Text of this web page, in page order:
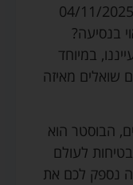
בנסיעה?
במיוחד
שואלים מאיזה
הבוסטר הוא
לעולם
נספק לכם את